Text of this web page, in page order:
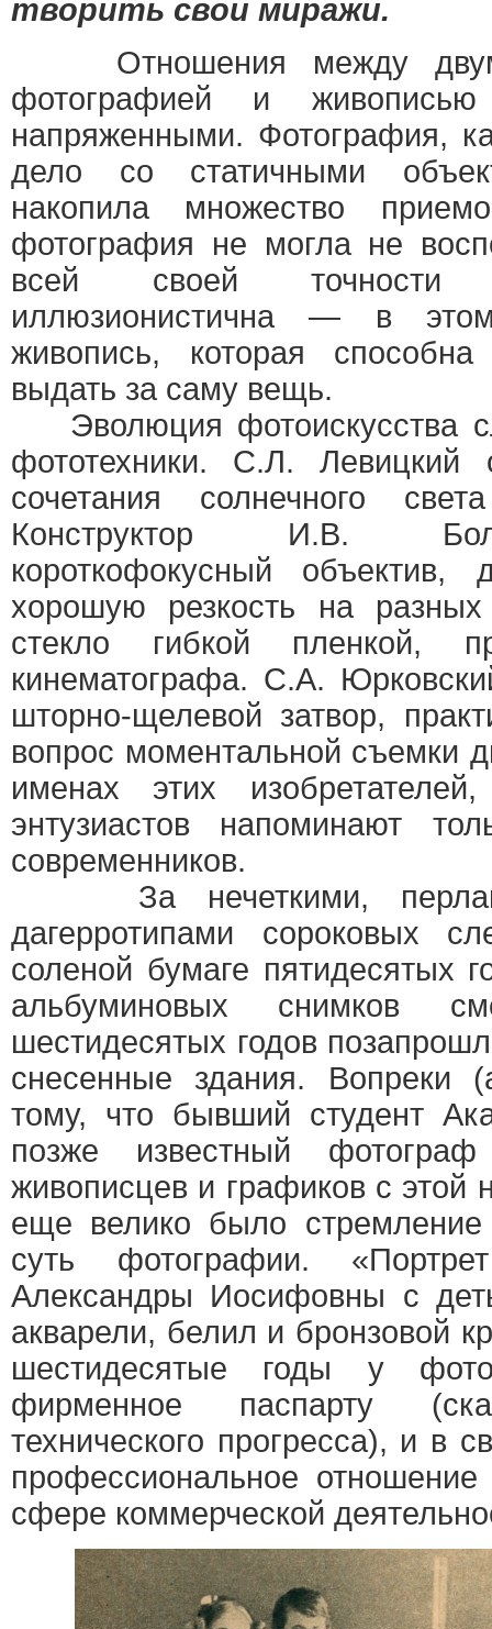
творить свои миражи.
Отношения между
фотографией и
напряженными. Фотография,
дело со статичными
накопила множество
фотография не могла не
всей своей точности
иллюзионистична — в
живопись, которая
выдать за саму вещь.
Эволюция фотоискусства
фототехники. С.Л. Левицкий
сочетания солнечного
Конструктор И.В.
короткофокусный объектив,
хорошую резкость на
стекло гибкой пленкой,
кинематографа. С.А.
шторно-щелевой затвор,
вопрос моментальной съемки
именах этих изобретателей,
энтузиастов напоминают
современников.
За нечеткими,
дагерротипами сороковых
соленой бумаге пятидесятых
альбуминовых снимков
шестидесятых годов
снесенные здания. Вопреки
тому, что бывший студент
позже известный
живописцев и графиков с этой
еще велико было стремление
суть фотографии.
Александры Иосифовны с
акварели, белил и бронзовой
шестидесятые годы у
фирменное паспарту
технического прогресса), и в
профессиональное
сфере коммерческой